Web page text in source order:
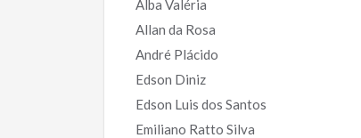
Alba Valéria
Allan da Rosa
André Plácido
Edson Diniz
Edson Luis dos Santos
Emiliano Ratto Silva